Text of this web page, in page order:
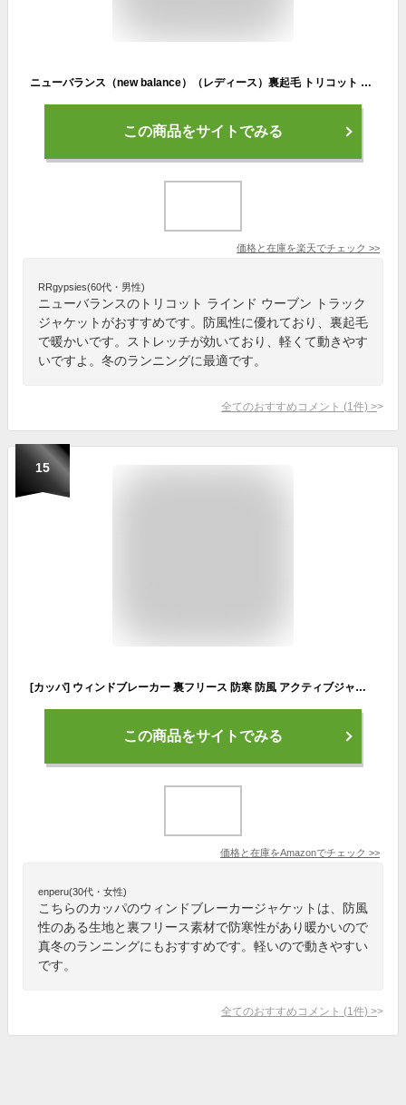
ニューバランス（new balance）（レディース）裏起毛 トリコット ラインド ウーブン トラックジャケット AWJ53171SHY
この商品をサイトでみる
価格と在庫を楽天でチェック >>
RRgypsies(60代・男性)
ニューバランスのトリコット ラインド ウーブン トラック
ジャケットがおすすめです。防風性に優れており、裏起毛
で暖かいです。ストレッチが効いており、軽くて動きやす
いですよ。冬のランニングに最適です。
全てのおすすめコメント (1 件) >
15
[カッパ] ウィンドブレーカー 裏フリース 防寒 防風 アクティブジャケット 245675 レディース (JP, アルファベット, L, チャコールグレー)
この商品をサイトでみる
価格と在庫をAmazonでチェック >>
enperu(30代・女性)
こちらのカッパのウィンドブレーカージャケットは、防風
性のある生地と裏フリース素材で防寒性があり暖かいので
真冬のランニングにもおすすめです。軽いので動きやすい
です。
全てのおすすめコメント (1 件) >